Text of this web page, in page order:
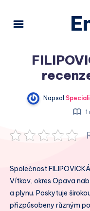
Napsal
Společnost
Vítkov, okres Opava
a plynu. Poskytuje
přizpůsobeny různým